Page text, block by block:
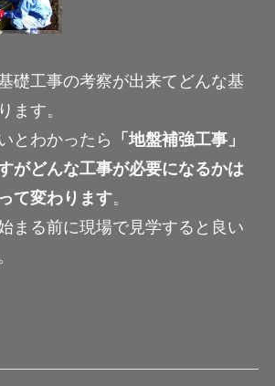
礎工事の考察が出来てどんな基
ます。
とわかったら
「地盤補強工事」
がどんな工事が必要になるかは
て変わります。
まる前に現場で見学すると良い